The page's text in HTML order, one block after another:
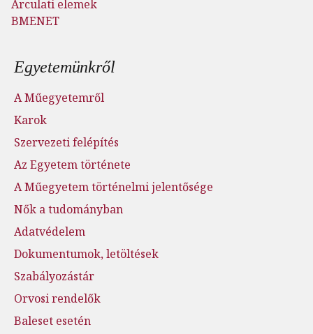
Arculati elemek
BMENET
Lábléc menü
Egyetemünkről
A Műegyetemről
Karok
Szervezeti felépítés
Az Egyetem története
A Műegyetem történelmi jelentősége
Nők a tudományban
Adatvédelem
Dokumentumok, letöltések
Szabályozástár
Orvosi rendelők
Baleset esetén